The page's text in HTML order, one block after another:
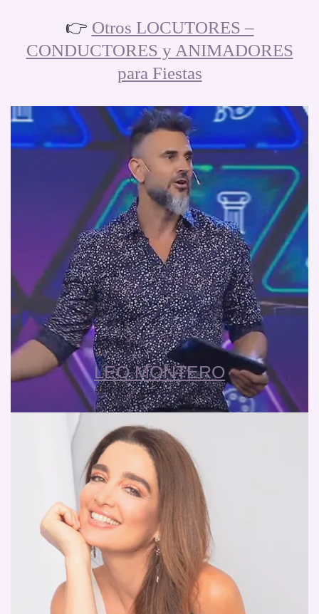
👉 Otros LOCUTORES –
CONDUCTORES y ANIMADORES
para Fiestas
LEO MONTERO